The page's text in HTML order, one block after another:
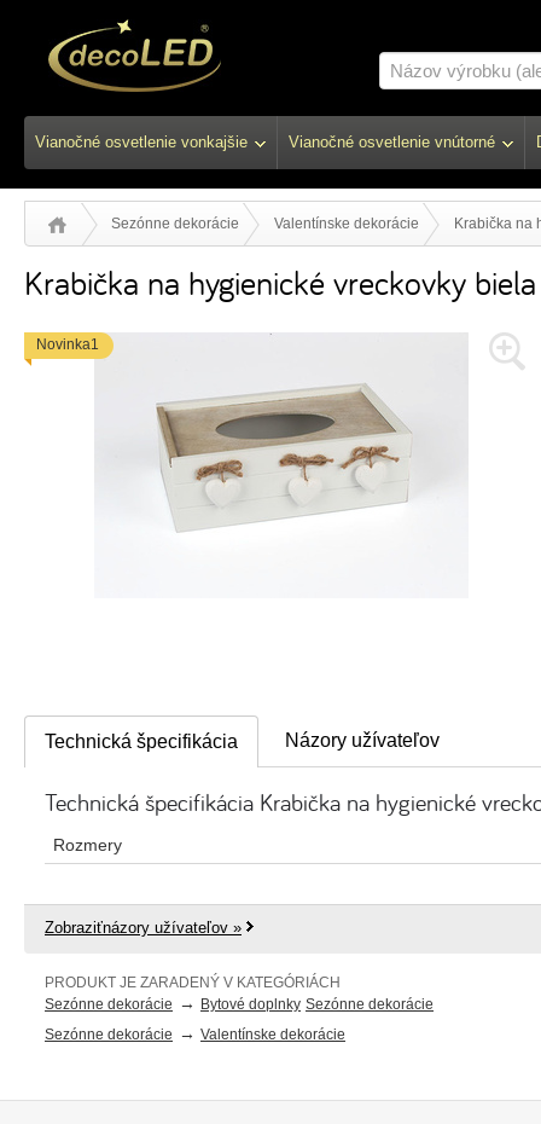
Vianočné osvetlenie vonkajšie Vianočné osvetlenie vnútorné
Sezónne dekorácie Valentínske dekorácie Krabička na
Krabička na hygienické vreckovky biela
Novinka1
Technická špecifikácia Názory užívateľov
Technická špecifikácia Krabička na hygienické
Rozmery
Zobraziťnázory užívateľov »
PRODUKT JE ZARADENÝ V KATEGÓRIÁCH
Sezónne dekorácie → Bytové doplnky Sezónne dekorácie
Sezónne dekorácie → Valentínske dekorácie